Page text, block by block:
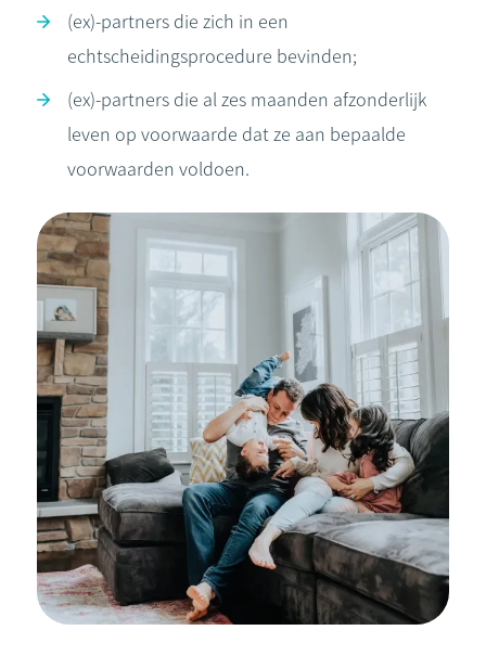
(ex)-partners die zich in een
echtscheidingsprocedure bevinden;
(ex)-partners die al zes maanden afzonderlijk
leven op voorwaarde dat ze aan bepaalde
voorwaarden voldoen.